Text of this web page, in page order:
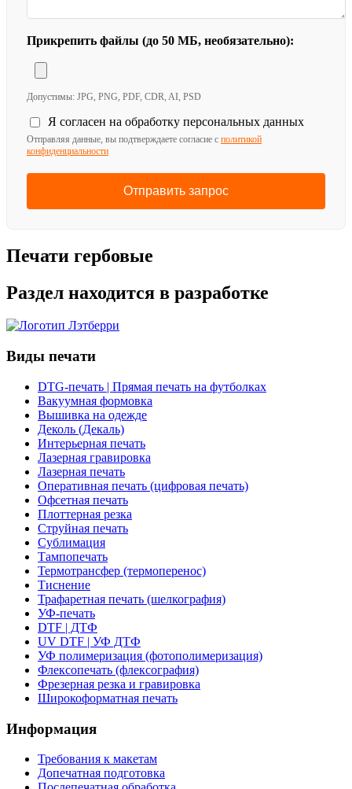
Прикрепить файлы (до 50 МБ, необязательно):
Допустимы: JPG, PNG, PDF, CDR, AI, PSD
Я согласен на обработку персональных данных
Отправляя данные, вы подтверждаете согласие с политикой
конфиденциальности
Отправить запрос
Печати гербовые
Раздел находится в разработке
Виды печати
DTG-печать | Прямая печать на футболках
Вакуумная формовка
Вышивка на одежде
Деколь (Декаль)
Интерьерная печать
Лазерная гравировка
Лазерная печать
Оперативная печать (цифровая печать)
Офсетная печать
Плоттерная резка
Струйная печать
Сублимация
Тампопечать
Термотрансфер (термоперенос)
Тиснение
Трафаретная печать (шелкография)
УФ-печать
DTF | ДТФ
UV DTF | УФ ДТФ
УФ полимеризация (фотополимеризация)
Флексопечать (флексография)
Фрезерная резка и гравировка
Широкоформатная печать
Информация
Требования к макетам
Допечатная подготовка